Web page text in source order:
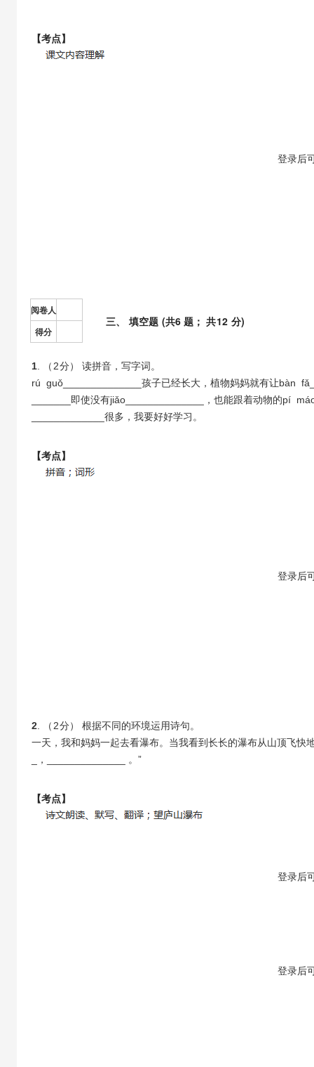
【考点】
登录后
阅卷人
得分
三、 填空题 (共6 题； 共12 分)
1 . （ 2分） 读拼音，写字词。
rú guǒ______________孩子已经长大，植物妈妈就有让bàn
_______即使没有jiǎo______________，也能跟着动物的pí
_____________很多，我要好好学习。
【考点】
登录后
2 . （ 2分） 根据不同的环境运用诗句。
一天，我和妈妈一起去看瀑布。当我看到长长的瀑布从山顶飞
_，______________ 。”
【考点】
登录后
登录后